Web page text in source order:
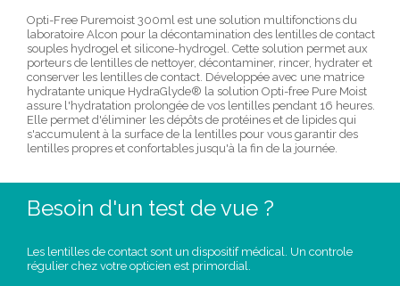
Opti-Free Puremoist 300ml est une solution multifonctions du
laboratoire Alcon pour la décontamination des lentilles de contact
souples hydrogel et silicone-hydrogel. Cette solution permet aux
porteurs de lentilles de nettoyer, décontaminer, rincer, hydrater et
conserver les lentilles de contact. Développée avec une matrice
hydratante unique HydraGlyde® la solution Opti-free Pure Moist
assure l'hydratation prolongée de vos lentilles pendant 16 heures.
Elle permet d'éliminer les dépôts de protéines et de lipides qui
s'accumulent à la surface de la lentilles pour vous garantir des
lentilles propres et confortables jusqu'à la fin de la journée.
Besoin d'un test de vue ?
Les lentilles de contact sont un dispositif médical. Un controle
régulier chez votre opticien est primordial.